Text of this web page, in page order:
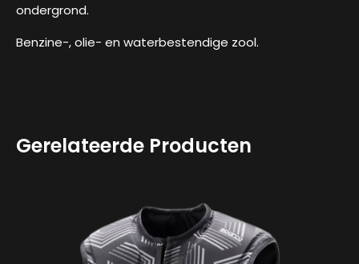
ondergrond.
Benzine-, olie- en waterbestendige zool.
Gerelateerde Producten